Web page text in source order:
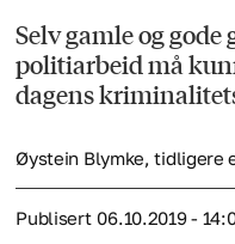
Selv gamle og
politiarbeid må
dagens
Øystein Blymke, tidligere
Publisert 06.10.2019 -